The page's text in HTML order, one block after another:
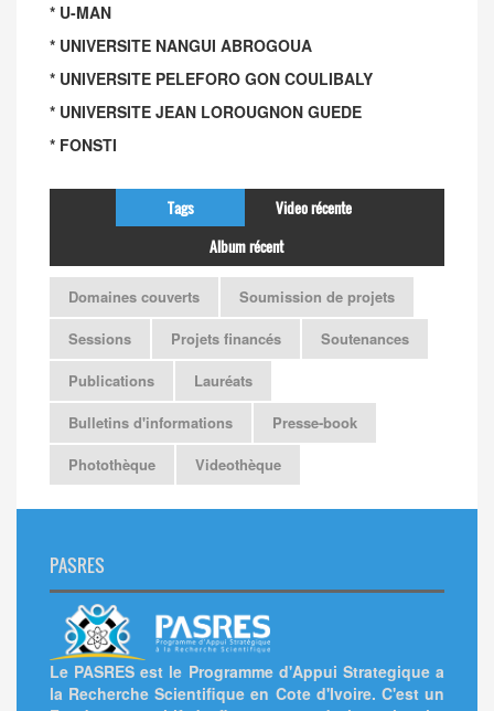
* U-MAN
* UNIVERSITE NANGUI ABROGOUA
* UNIVERSITE PELEFORO GON COULIBALY
* UNIVERSITE JEAN LOROUGNON GUEDE
* FONSTI
Tags
Video récente
Album récent
Domaines couverts
Soumission de projets
Sessions
Projets financés
Soutenances
Publications
Lauréats
Bulletins d'informations
Presse-book
Photothèque
Videothèque
PASRES
Le PASRES est le Programme d'Appui Strategique a
la Recherche Scientifique en Cote d'Ivoire. C'est un